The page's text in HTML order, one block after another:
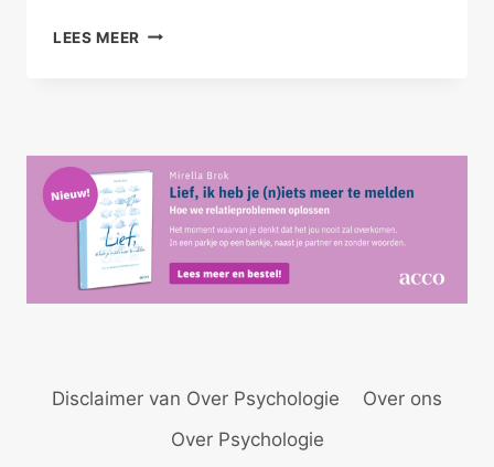
LEES MEER KOM-
Disclaimer van Over Psychologie
Over ons
Over Psychologie